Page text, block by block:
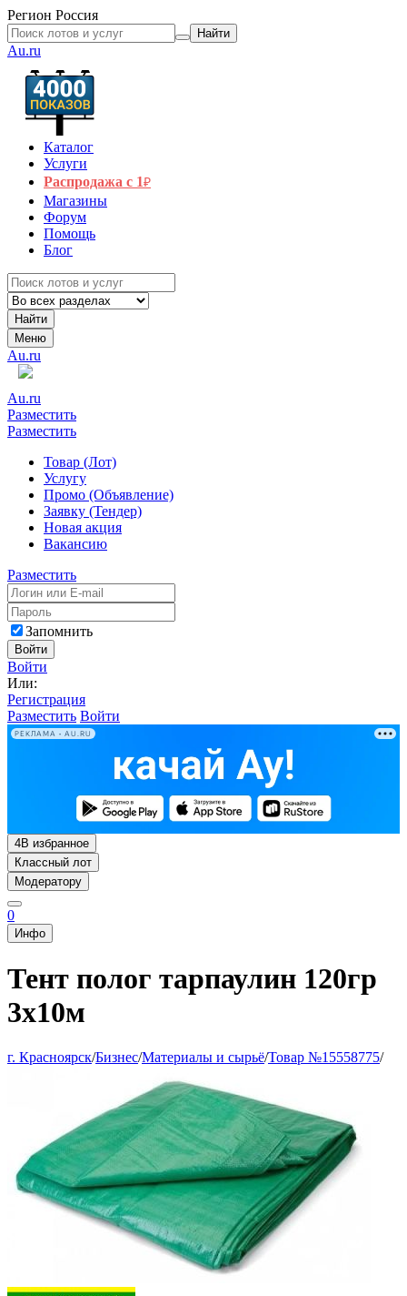
Регион Россия
Найти
Au.ru
Каталог
Услуги
Распродажа с 1₽
Магазины
Форум
Помощь
Блог
Найти
Меню
Au.ru
Au.ru
Разместить
Разместить
Товар (Лот)
Услугу
Промо (Объявление)
Заявку (Тендер)
Новая акция
Вакансию
Разместить
Запомнить
Войти
Войти
Или:
Регистрация
Разместить Войти
РЕКЛАМА • AU.RU
4В избранное
Классный лот
Модератору
0
Инфо
Тент полог тарпаулин 120гр
3х10м
г. Красноярск/Бизнес/Материалы и сырьё/Товар №15558775/